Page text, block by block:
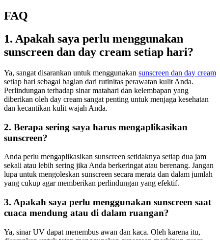
FAQ
1. Apakah saya perlu menggunakan
sunscreen dan day cream setiap hari?
Ya, sangat disarankan untuk menggunakan sunscreen dan day cream
setiap hari sebagai bagian dari rutinitas perawatan kulit Anda.
Perlindungan terhadap sinar matahari dan kelembapan yang
diberikan oleh day cream sangat penting untuk menjaga kesehatan
dan kecantikan kulit wajah Anda.
2. Berapa sering saya harus mengaplikasikan
sunscreen?
Anda perlu mengaplikasikan sunscreen setidaknya setiap dua jam
sekali atau lebih sering jika Anda berkeringat atau berenang. Jangan
lupa untuk mengoleskan sunscreen secara merata dan dalam jumlah
yang cukup agar memberikan perlindungan yang efektif.
3. Apakah saya perlu menggunakan sunscreen saat
cuaca mendung atau di dalam ruangan?
Ya, sinar UV dapat menembus awan dan kaca. Oleh karena itu,